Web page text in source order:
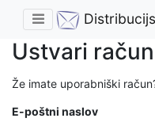
Ustvari račun
Že imate uporabniški
E-poštni naslov